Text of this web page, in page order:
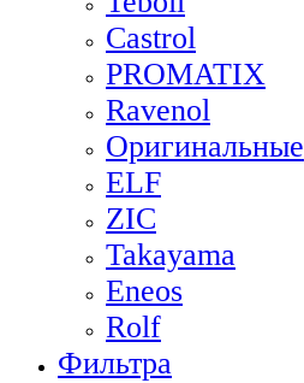
Castrol
PROMATIX
Ravenol
Оригинальные
ELF
ZIC
Takayama
Eneos
Rolf
Фильтра